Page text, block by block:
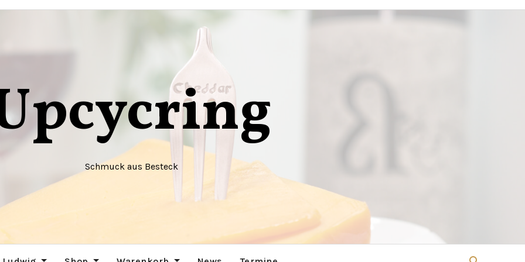
Schmuck aus Besteck